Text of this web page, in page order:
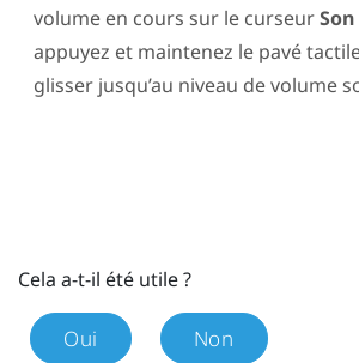
volume en cours sur le curseurSon
appuyez et maintenez le pavé
glisser jusqu’au niveau de volume
Cela a-t-il été utile ?
Oui Non